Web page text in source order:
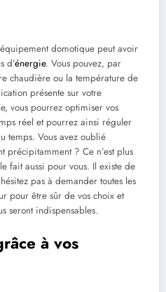
domotique peut avoir
d’énergie. Vous pouvez, par
chaudière ou la température de
présente sur votre
vous pourrez optimiser vos
réel et pourrez ainsi réguler
temps. Vous avez oublié
précipitamment ? Ce n’est plus
fait aussi pour vous. Il existe de
pas à demander toutes les
pour être sûr de vos choix et
seront indispensables.
à vos